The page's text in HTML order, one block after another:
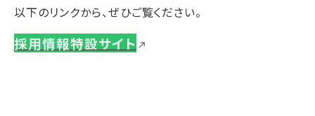
以下のリンクから、ぜひご覧ください。
採用情報特設サイト